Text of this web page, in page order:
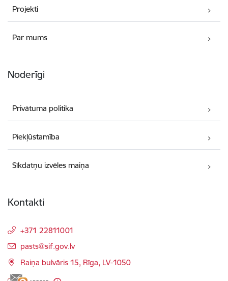
Projekti
Par mums
Noderīgi
Privātuma politika
Piekļūstamība
Sīkdatņu izvēles maiņa
Kontakti
+371 22811001
E-pasts:
pasts@sif.gov.lv
Raiņa bulvāris 15, Rīga, LV-1050